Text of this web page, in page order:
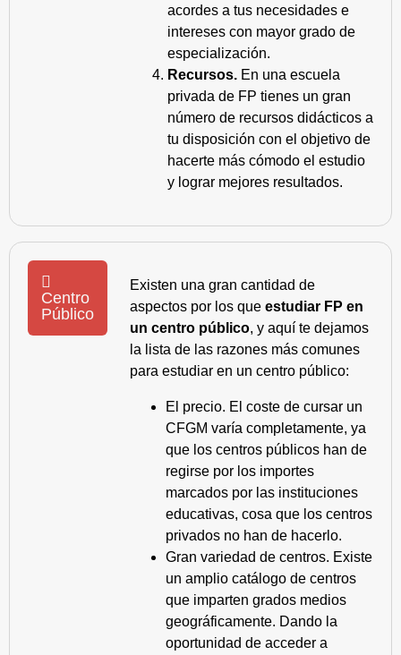
acordes a tus necesidades e
intereses con mayor grado de
especialización.
Recursos. En una escuela
privada de FP tienes un gran
número de recursos didácticos a
tu disposición con el objetivo de
hacerte más cómodo el estudio
y lograr mejores resultados.
Centro
Público
Existen una gran cantidad de
aspectos por los que estudiar FP en
un centro público, y aquí te dejamos
la lista de las razones más comunes
para estudiar en un centro público:
El precio. El coste de cursar un
CFGM varía completamente, ya
que los centros públicos han de
regirse por los importes
marcados por las instituciones
educativas, cosa que los centros
privados no han de hacerlo.
Gran variedad de centros. Existe
un amplio catálogo de centros
que imparten grados medios
geográficamente. Dando la
oportunidad de acceder a